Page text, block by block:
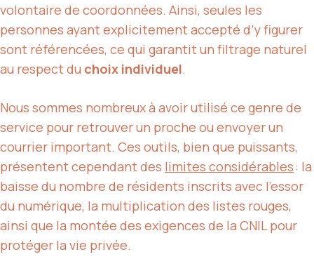
volontaire de coordonnées. Ainsi, seules les
personnes ayant explicitement accepté d’y figurer
sont référencées, ce qui garantit un filtrage naturel
au respect du choix individuel.
Nous sommes nombreux à avoir utilisé ce genre de
service pour retrouver un proche ou envoyer un
courrier important. Ces outils, bien que puissants,
présentent cependant des limites considérables: la
baisse du nombre de résidents inscrits avec l’essor
du numérique, la multiplication des listes rouges,
ainsi que la montée des exigences de la CNIL pour
protéger la vie privée.